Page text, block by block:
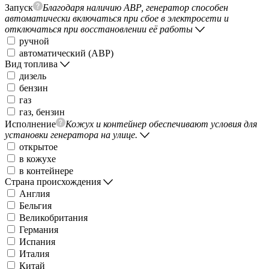
Запуск
Благодаря наличию АВР, генератор способен
автоматически включаться при сбое в электросети и
отключаться при восстановлении её работы
ручной
автоматический (АВР)
Вид топлива
дизель
бензин
газ
газ, бензин
Исполнение
Кожух и контейнер обеспечивают условия для
установки генератора на улице.
открытое
в кожухе
в контейнере
Страна происхождения
Англия
Бельгия
Великобритания
Германия
Испания
Италия
Китай